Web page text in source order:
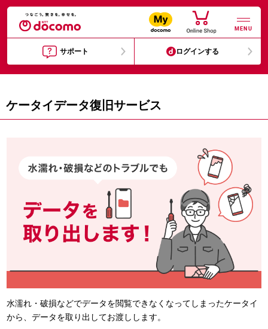
MENU
サポート ログインする
ケータイデータ復旧サービス
水濡れ・破損などでデータを閲覧できなくなってしまったケータイ
から、データを取り出してお渡しします。